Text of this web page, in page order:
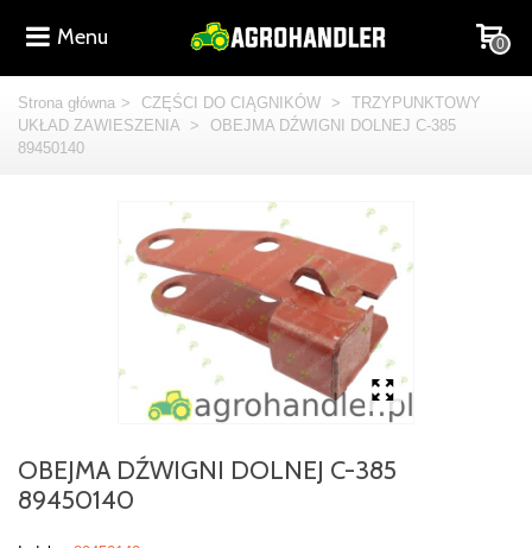
Menu 0
Strona główna > CZĘŚCI DO CIĄGNIKÓW >
TRZYPUNKTOWY
UKŁAD ZAWIESZENIA
>
OBEJMA DŹWIGNI DOLNEJ C-385
89450140
OBEJMA DŹWIGNI DOLNEJ C-385
89450140